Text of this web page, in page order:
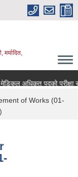
मर्यादित,
अधिकृत पदको परीक्षा
of Works (01-